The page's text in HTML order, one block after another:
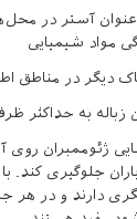
آستر در
مواد شیمیایی
دیگر در مناطق
زباله به حداکثر
ژئوممبران روی آن
جلوگیری کند.
دارند و در هر